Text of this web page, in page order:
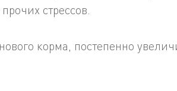
стрессов.
корма, постепенно